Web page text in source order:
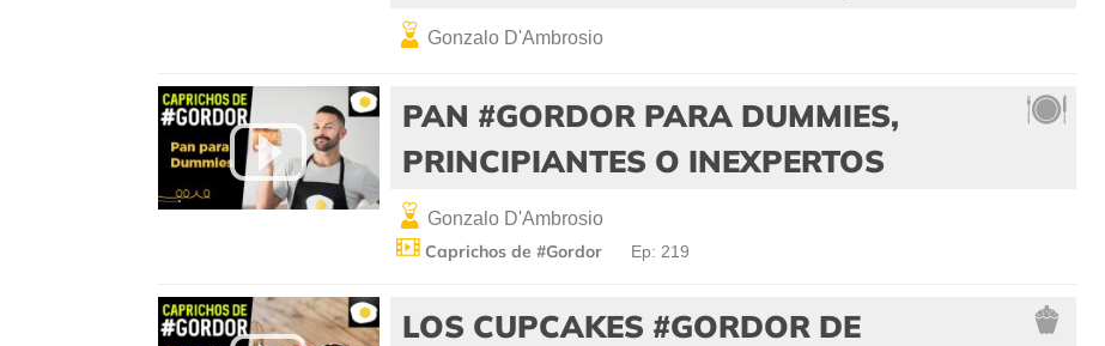
Gonzalo D'Ambrosio
PAN #GORDOR PARA DUMMIES,
PRINCIPIANTES O INEXPERTOS
Gonzalo D'Ambrosio
Caprichos de #Gordor Ep: 219
LOS CUPCAKES #GORDOR DE